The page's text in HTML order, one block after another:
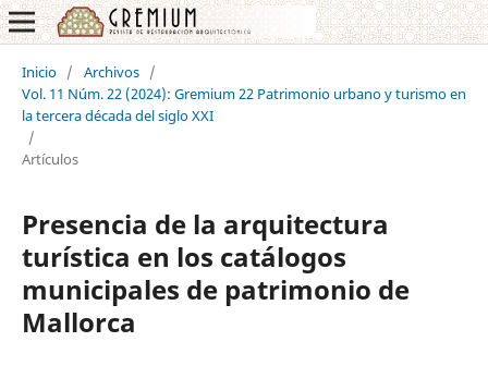
Inicio / Archivos /
Vol. 11 Núm. 22 (2024): Gremium 22 Patrimonio urbano y turismo en
la tercera década del siglo XXI
/
Artículos
Presencia de la arquitectura
turística en los catálogos
municipales de patrimonio de
Mallorca